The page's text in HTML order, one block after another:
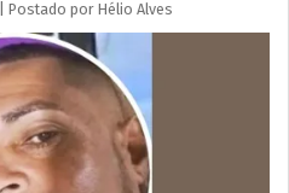
Postado por Hélio Alves